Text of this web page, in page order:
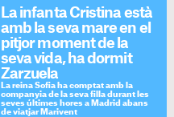
La infanta Cristina està
amb la seva mare en el
pitjor moment de la
seva vida, ha dormit
Zarzuela
La reina Sofia ha comptat amb la
companyia de la seva filla durant les
seves últimes hores a Madrid abans
de viatjar Marivent